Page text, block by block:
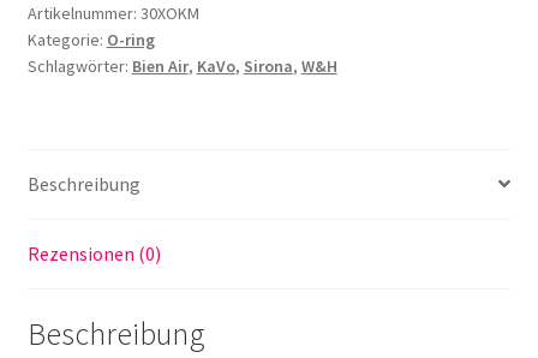
passend
für
KaVo*,
Air*,
Motorschaft
Artikelnummer: 30XOKM
Kategorie: O-ring
Schlagwörter: Bien Air, KaVo, Sirona, W&H
Beschreibung
Rezensionen (0)
Beschreibung